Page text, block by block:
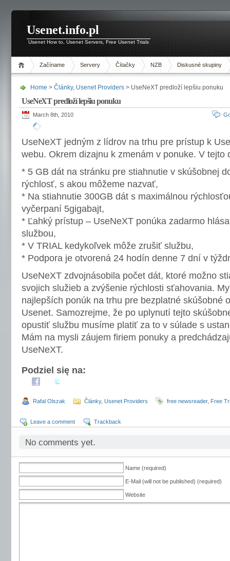
Usenet.info.pl
Usenet How to, Usenet Servers, Free Usenet Trials
Začíname Servery Čítačky NZB Diskusné skupiny
Home > Články, Usenet Providers > UseNeXT predloží lepšiu ponuku
UseNeXT predloží lepšiu ponuku
March 8th, 2010
UseNeXT jedným z lídrov na trhu pre prístup k
webu. Okrem dizajnu k zmenám v ponuke. V tejto
* 5 GB dát na stránku pre stiahnutie v skúšobnej
rýchlosť, s akou môžeme nazvať,
* Na stiahnutie 300GB dát s maximálnou
vyčerpaní 5gigabajt,
* Ľahký prístup – UseNeXT ponúka zadarmo
službou,
* V TRIAL kedykoľvek môže zrušiť službu,
* Podpora je otvorená 24 hodín denne 7 dní v
UseNeXT zdvojnásobila počet dát, ktoré možno
svojich služieb a zvýšenie rýchlosti sťahovania.
najlepších ponúk na trhu pre bezplatné skúšobné
Usenet. Samozrejme, že po uplynutí tejto
opustiť službu musíme platiť za to v súlade s
Mám na mysli záujem firiem ponuky a
UseNeXT.
Podziel się na:
Rafal Olszak Články, Usenet Providers free newsreader, Free
Leave a comment Trackback
No comments yet.
Name (required)
E-Mail (will not be published) (required)
Website